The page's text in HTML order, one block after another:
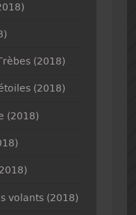
(2018)
(2018)
(2018)
volants (2018)